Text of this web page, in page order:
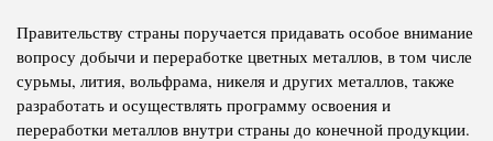
Правительству страны поручается придавать особое внимание
вопросу добычи и переработке цветных металлов, в том числе
сурьмы, лития, вольфрама, никеля и других металлов, также
разработать и осуществлять программу освоения и
переработки металлов внутри страны до конечной продукции.